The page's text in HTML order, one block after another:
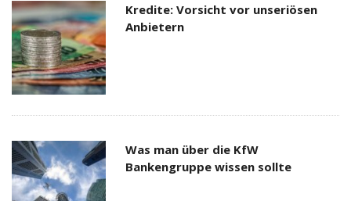
Kredite: Vorsicht vor unseriösen
Anbietern
Was man über die KfW
Bankengruppe wissen sollte